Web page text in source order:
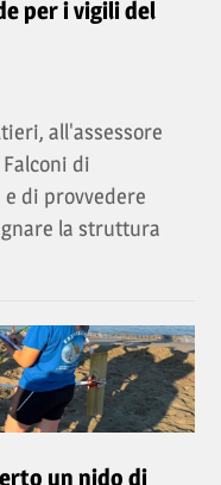
per i vigili del
all'assessore
di
di provvedere
la struttura
un nido di